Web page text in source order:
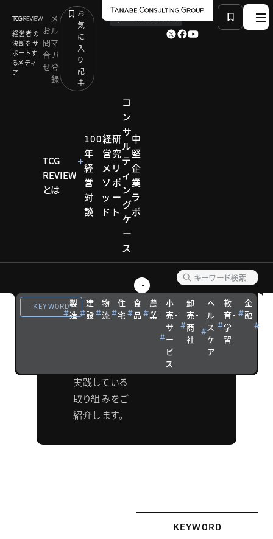
経営者の
決断をサ
ポートす
るメディ
ア
お
問
合
せ
メ
ル
マ
ガ
登
録
お
気
に
入
り
記
事
TCG
REVIEW
とは
100
年
経
営
対
談
経
営
メ
ソ
ッ
ド
研
究
リ
ポ
ー
ト
コ
ン
サ
ル
テ
ィ
ン
グ
ケ
ー
ス
中
堅
企
業
ラ
ボ
KEYWORD製
造
建
設
物
流
住
宅
食
品
農
業
小
売・
サ
ー
ビ
ス
卸
売・
商
社
ヘ
ル
ス
ケ
ア
教
育・
学
習
金
融
コンサルティングケース
自社製ビネガーのリブランディングと、販売力強化に
挑むいちご農家
コンサルティ
ングケース
ルティ
ース
実践している
取り組みをご
紹介します。
KEYWORD